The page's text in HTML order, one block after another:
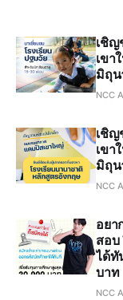
เชิญ
เขา
มิถุ
NCC
เชิญ
เขา
มิถุ
NCC
อยา
สอบ
ได้ทั
บาท
NCC